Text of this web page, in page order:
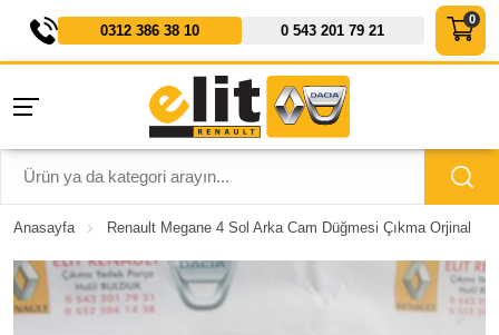
0312 386 38 10 0 543 201 79 21
Anasayfa Renault Megane 4 Sol Arka Cam Düğmesi Çıkma Orjinal